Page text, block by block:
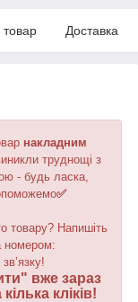
товар Доставка
накладним
труднощі з
- будь ласка,
✅
товару? Напишіть
номером:
" вже зараз
кліків!